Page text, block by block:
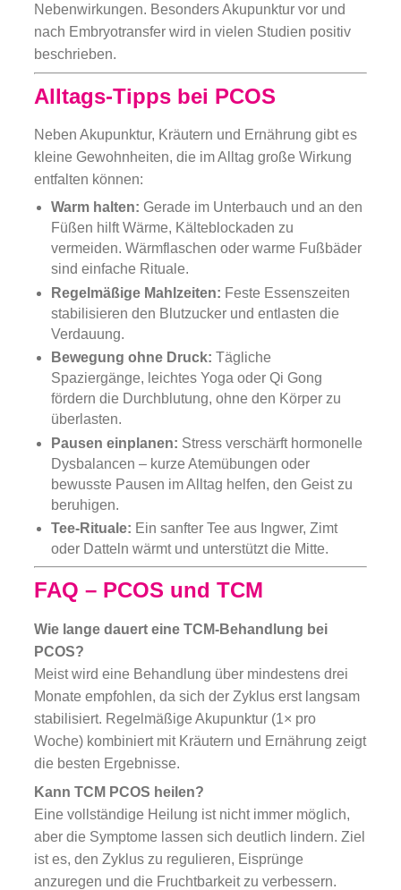
Nebenwirkungen. Besonders Akupunktur vor und
nach Embryotransfer wird in vielen Studien positiv
beschrieben.
Alltags-Tipps bei PCOS
Neben Akupunktur, Kräutern und Ernährung gibt es
kleine Gewohnheiten, die im Alltag große Wirkung
entfalten können:
Warm halten: Gerade im Unterbauch und an den
Füßen hilft Wärme, Kälteblockaden zu
vermeiden. Wärmflaschen oder warme Fußbäder
sind einfache Rituale.
Regelmäßige Mahlzeiten: Feste Essenszeiten
stabilisieren den Blutzucker und entlasten die
Verdauung.
Bewegung ohne Druck: Tägliche
Spaziergänge, leichtes Yoga oder Qi Gong
fördern die Durchblutung, ohne den Körper zu
überlasten.
Pausen einplanen: Stress verschärft hormonelle
Dysbalancen – kurze Atemübungen oder
bewusste Pausen im Alltag helfen, den Geist zu
beruhigen.
Tee-Rituale: Ein sanfter Tee aus Ingwer, Zimt
oder Datteln wärmt und unterstützt die Mitte.
FAQ – PCOS und TCM
Wie lange dauert eine TCM-Behandlung bei
PCOS?
Meist wird eine Behandlung über mindestens drei
Monate empfohlen, da sich der Zyklus erst langsam
stabilisiert. Regelmäßige Akupunktur (1× pro
Woche) kombiniert mit Kräutern und Ernährung zeigt
die besten Ergebnisse.
Kann TCM PCOS heilen?
Eine vollständige Heilung ist nicht immer möglich,
aber die Symptome lassen sich deutlich lindern. Ziel
ist es, den Zyklus zu regulieren, Eisprünge
anzuregen und die Fruchtbarkeit zu verbessern.